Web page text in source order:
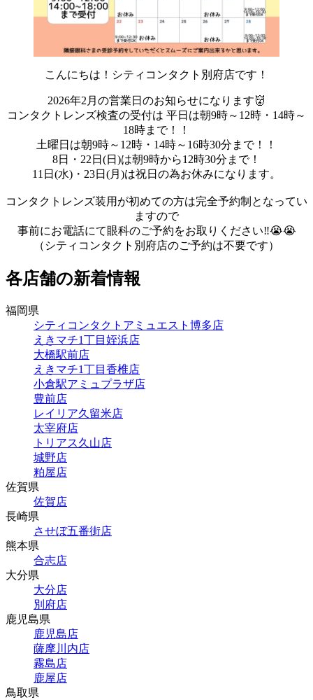
こんにちは！シティコンタクト別府店です！
2026年2月の営業日のお知らせになります👹
コンタクトレンズ検査の受付は 平日は朝9時～12時・14時～
18時まで！！
土曜日は朝9時～12時・14時～16時30分まで！！
8日・22日(日)は朝9時から12時30分まで！
11日(水)・23日(月)は祝日の為お休みになります。
コンタクトレンズ装用が初めての方は完全予約制となってい
ますので
事前にお電話にて眼科のご予約をお取りください‼😭😭
（シティコンタクト別府店のご予約は不要です）
各店舗の新着情報
福岡県
シティコンタクトアミュエスト博多店
えきマチ1丁目姪浜店
大橋駅前店
えきマチ1丁目香椎店
小倉駅アミュプラザ店
豊前店
レイリア久留米店
太宰府店
トリアス久山店
城野店
粕屋店
佐賀県
佐賀店
長崎県
させぼ五番街店
熊本県
合志店
大分県
大分店
別府店
鹿児島県
鹿児島店
薩摩川内店
霧島店
鹿屋店
鳥取県